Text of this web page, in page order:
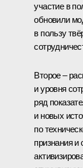
участие в
обновили
в пользу
Второе –
и уровня
ряд
и новых
по
признания и